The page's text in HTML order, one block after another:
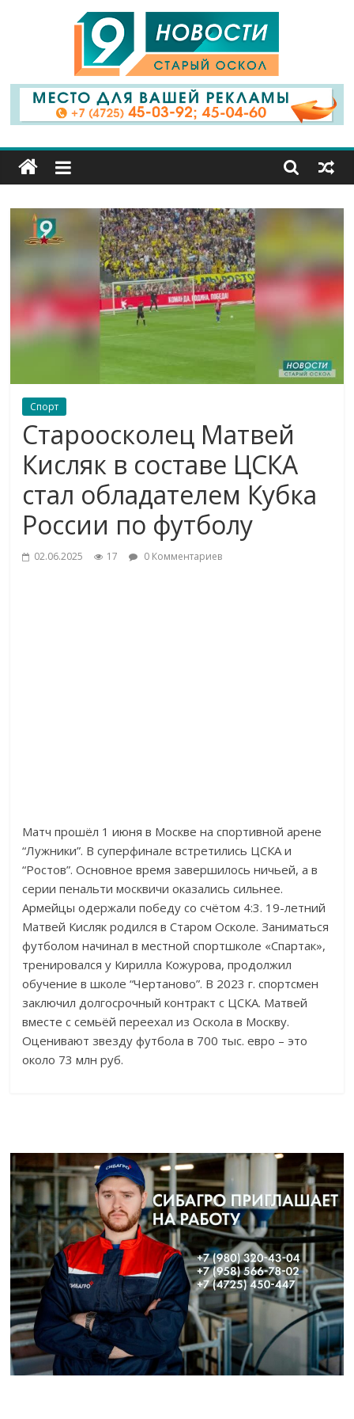
9
Канал
Старый
Оскол
Спорт
Староосколец Матвей
Кисляк в составе ЦСКА
стал обладателем Кубка
России по футболу
02.06.2025 17 0 Комментариев
Матч прошёл 1 июня в Москве на спортивной арене
“Лужники”. В суперфинале встретились ЦСКА и
“Ростов”. Основное время завершилось ничьей, а в
серии пенальти москвичи оказались сильнее.
Армейцы одержали победу со счётом 4:3. 19-летний
Матвей Кисляк родился в Старом Осколе. Заниматься
футболом начинал в местной спортшколе «Спартак»,
тренировался у Кирилла Кожурова, продолжил
обучение в школе “Чертаново”. В 2023 г. спортсмен
заключил долгосрочный контракт с ЦСКА. Матвей
вместе с семьёй переехал из Оскола в Москву.
Оценивают звезду футбола в 700 тыс. евро – это
около 73 млн руб.